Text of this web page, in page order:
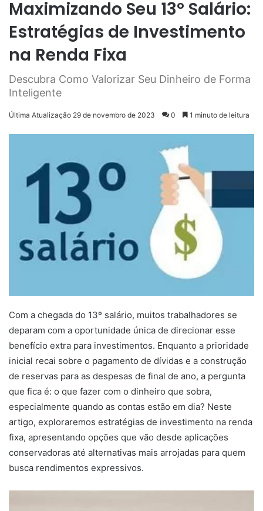
Maximizando Seu 13º Salário:
Estratégias de Investimento
na Renda Fixa
Descubra Como Valorizar Seu Dinheiro de Forma
Inteligente
Última Atualização 29 de novembro de 2023 0 1 minuto de leitura
Com a chegada do 13º salário, muitos trabalhadores se
deparam com a oportunidade única de direcionar esse
benefício extra para investimentos. Enquanto a prioridade
inicial recai sobre o pagamento de dívidas e a construção
de reservas para as despesas de final de ano, a pergunta
que fica é: o que fazer com o dinheiro que sobra,
especialmente quando as contas estão em dia? Neste
artigo, exploraremos estratégias de investimento na renda
fixa, apresentando opções que vão desde aplicações
conservadoras até alternativas mais arrojadas para quem
busca rendimentos expressivos.